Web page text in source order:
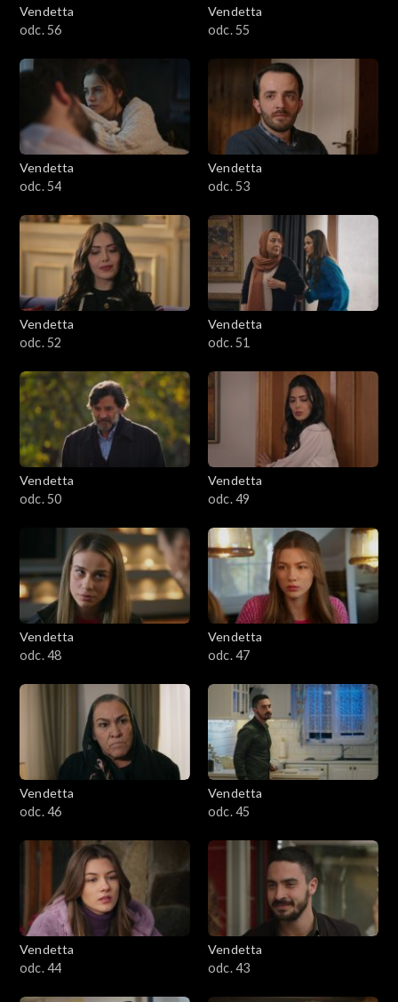
Vendetta
odc. 56
Vendetta
odc. 55
Vendetta
odc. 54
Vendetta
odc. 53
Vendetta
odc. 52
Vendetta
odc. 51
Vendetta
odc. 50
Vendetta
odc. 49
Vendetta
odc. 48
Vendetta
odc. 47
Vendetta
odc. 46
Vendetta
odc. 45
Vendetta
odc. 44
Vendetta
odc. 43